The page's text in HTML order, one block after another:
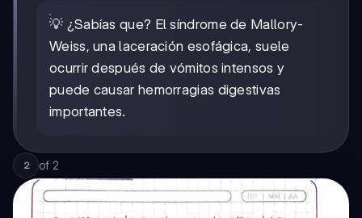
💡 ¿Sabías que? El síndrome de Mallory-
Weiss, una laceración esofágica, suele
ocurrir después de vómitos intensos y
puede causar hemorragias digestivas
importantes.
2 of 2